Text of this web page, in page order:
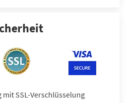
mit SSL-Verschlüsselung